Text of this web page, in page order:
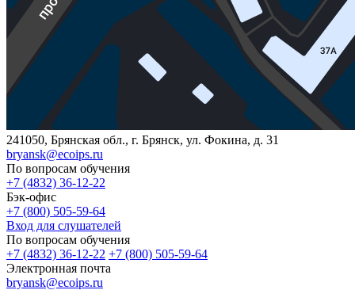
241050, Брянская обл., г. Брянск, ул. Фокина, д. 31
bryansk@ecoips.ru
По вопросам обучения
+7 (4832) 36-12-22
Бэк-офис
+7 (800) 505-59-64
Вход для слушателей
По вопросам обучения
+7 (4832) 36-12-22 +7 (800) 505-59-64
Электронная почта
bryansk@ecoips.ru